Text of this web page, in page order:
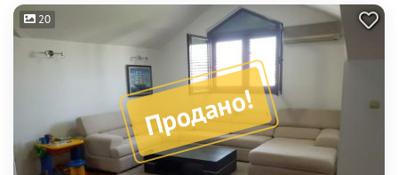
Продано!
20